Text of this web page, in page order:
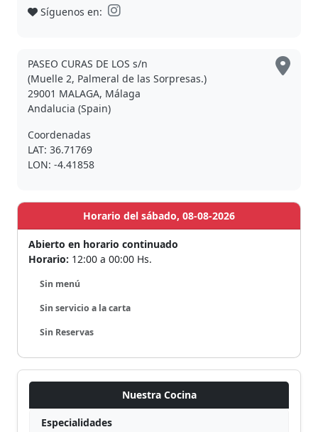
Síguenos en:
PASEO CURAS DE LOS s/n
(Muelle 2, Palmeral de las Sorpresas.)
29001 MALAGA, Málaga
Andalucia (Spain)
Coordenadas
LAT: 36.71769
LON: -4.41858
Horario del sábado, 08-08-2026
Abierto en horario continuado
Horario: 12:00 a 00:00 Hs.
Sin menú
Sin servicio a la carta
Sin Reservas
Nuestra Cocina
Especialidades